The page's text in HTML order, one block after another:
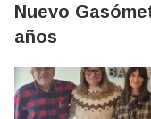
Nuevo
años